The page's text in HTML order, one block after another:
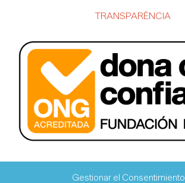
Gestionar el Consentimiento
TRANSPARÊNCIA